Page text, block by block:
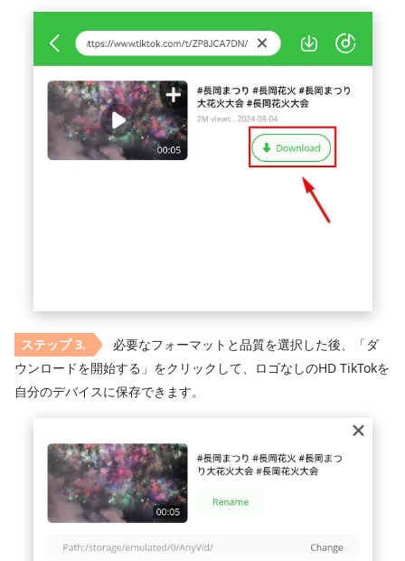
必要なフォーマットと品質を選択した後、「ダ
ウンロードを開始する」をクリックして、ロゴなしのHD TikTokを
自分のデバイスに保存できます。